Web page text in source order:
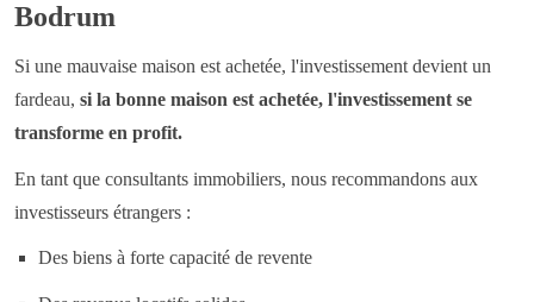
Bodrum
Si une mauvaise maison est achetée, l'investissement devient un
fardeau, si la bonne maison est achetée, l'investissement se
transforme en profit.
En tant que consultants immobiliers, nous recommandons aux
investisseurs étrangers :
Des biens à forte capacité de revente